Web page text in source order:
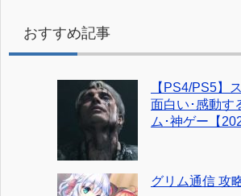
おすすめ記事
【PS4/PS5】
面白い･感動す
ム･神ゲー【
グリム通信 攻